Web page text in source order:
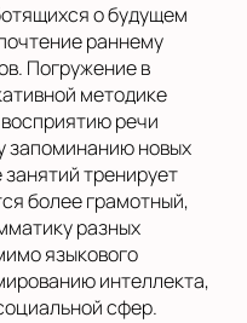
о будущем
раннему
Погружение в
методике
речи
запоминанию новых
тренирует
более грамотный,
разных
языкового
интеллекта,
сфер.